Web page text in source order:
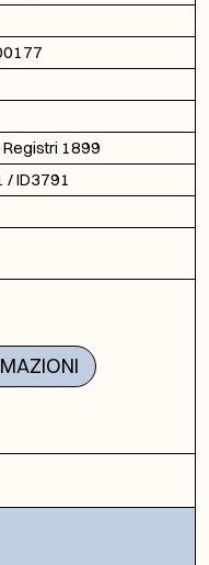
Registri 1899
/ ID3791